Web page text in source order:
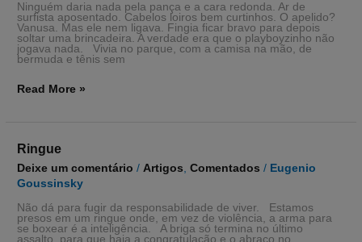
Ninguém daria nada pela pança e a cara redonda. Ar de
surfista aposentado. Cabelos loiros bem curtinhos. O apelido?
Vanusa. Mas ele nem ligava. Fingia ficar bravo para depois
soltar uma brincadeira. A verdade era que o playboyzinho não
jogava nada. Vivia no parque, com a camisa na mão, de
bermuda e tênis sem
Read More »
Ringue
Deixe um comentário / Artigos ,Comentados / Eugenio
Goussinsky
Não dá para fugir da responsabilidade de viver. Estamos
presos em um ringue onde, em vez de violência, a arma para
se boxear é a inteligência. A briga só termina no último
assalto, para que haja a congratulação e o abraço no
Ringue